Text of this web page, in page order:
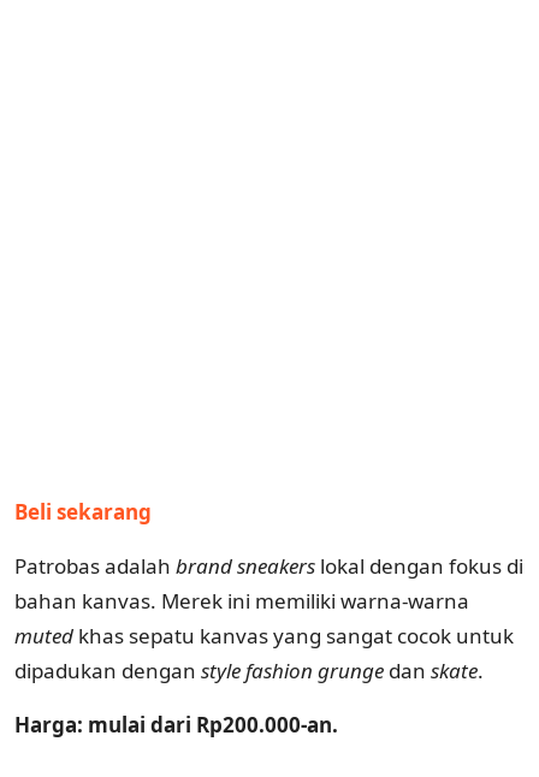
Beli sekarang
Patrobas adalah brand sneakers lokal dengan fokus di
bahan kanvas. Merek ini memiliki warna-warna
muted khas sepatu kanvas yang sangat cocok untuk
dipadukan dengan stylefashion grunge dan skate.
Harga: mulai dari Rp200.000-an.